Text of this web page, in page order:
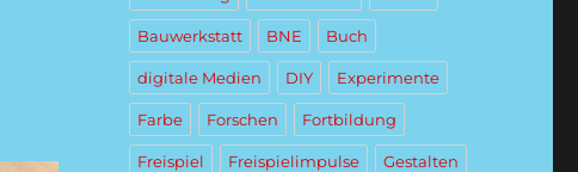
Bauwerkstatt BNE Buch
digitale Medien DIY Experimente
Farbe Forschen Fortbildung
Freispiel Freispielimpulse Gestalten